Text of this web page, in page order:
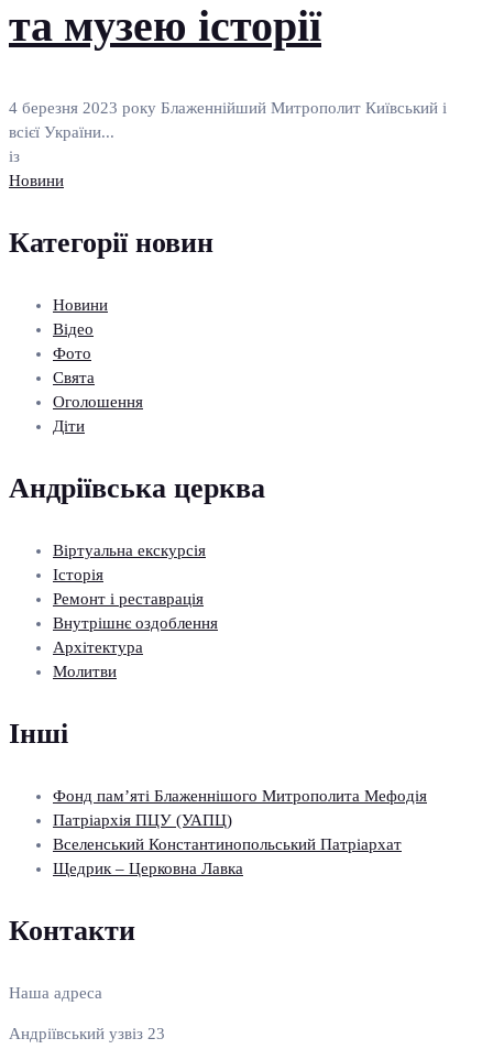
та музею історії
4 березня 2023 року Блаженнійший Митрополит Київський і
всієї України...
із
Новини
Категорії новин
Новини
Відео
Фото
Свята
Оголошення
Діти
Андріївська церква
Віртуальна екскурсія
Історія
Ремонт і реставрація
Внутрішнє оздоблення
Архітектура
Молитви
Інші
Фонд пам’яті Блаженнішого Митрополита Мефодія
Патріархія ПЦУ (УАПЦ)
Вселенський Константинопольський Патріархат
Щедрик – Церковна Лавка
Контакти
Наша адреса
Андріївський узвіз 23